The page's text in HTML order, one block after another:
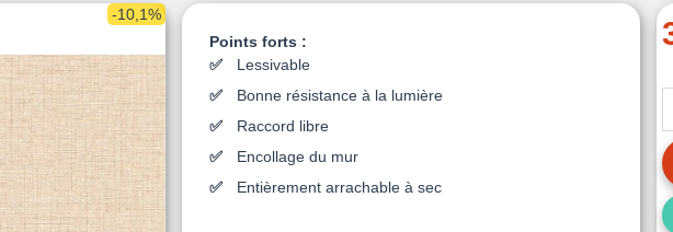
-10,1%
Points forts :
Lessivable
Bonne résistance à la lumière
Raccord libre
Encollage du mur
Entièrement arrachable à sec